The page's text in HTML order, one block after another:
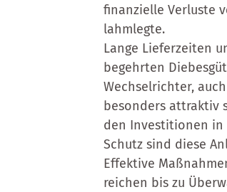
finanzielle Verluste
lahmlegte.
Lange Lieferzeiten
begehrten
Wechselrichter,
besonders attraktiv
den Investitionen in
Schutz sind diese
Effektive
reichen bis zu